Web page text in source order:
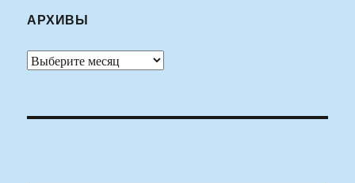
АРХИВЫ
Архивы